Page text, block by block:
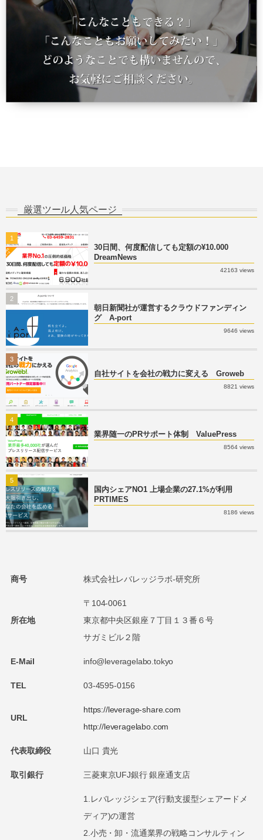
厳選ツール人気ページ
30日間、何度配信しても定額の¥10.000
DreamNews
42163 views
1
朝日新聞社が運営するクラウドファンディン
グ A-port
9646 views
2
自社サイトを会社の戦力に変える Groweb
8821 views
3
業界随一のPRサポート体制 ValuePress
8564 views
4
国内シェアNO1 上場企業の27.1%が利用
PRTIMES
8186 views
5
商号 株式会社レバレッジラボ-研究所
所在地
〒104-0061
東京都中央区銀座７丁目１３番６号
サガミビル２階
E-Mail info@leveragelabo.tokyo
TEL 03-4595-0156
URL
https://leverage-share.com
http://leveragelabo.com
代表取締役 山口 貴光
取引銀行 三菱東京UFJ銀行 銀座通支店
1.レバレッジシェア(行動支援型シェアードメ
ディア)の運営
2.小売・卸・流通業界の戦略コンサルティン